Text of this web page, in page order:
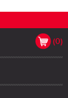
(0)